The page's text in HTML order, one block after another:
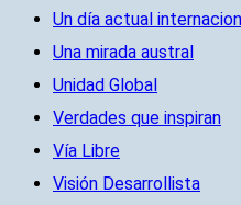
Un día actual
Una mirada austral
Unidad Global
Verdades que inspiran
Vía Libre
Visión Desarrollista